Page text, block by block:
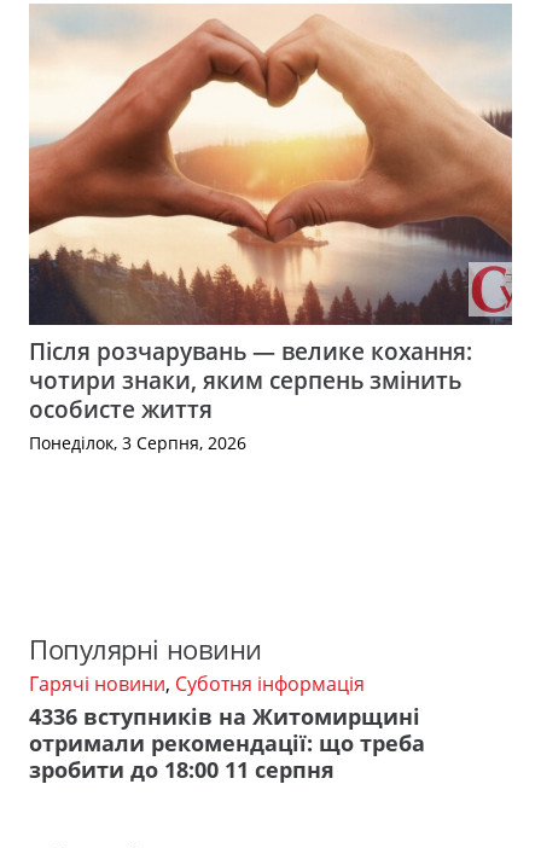
Після розчарувань — велике кохання:
чотири знаки, яким серпень змінить
особисте життя
Понеділок, 3 Серпня, 2026
Популярні новини
Гарячі новини, Суботня інформація
4336 вступників на Житомирщині
отримали рекомендації: що треба
зробити до 18:00 11 серпня